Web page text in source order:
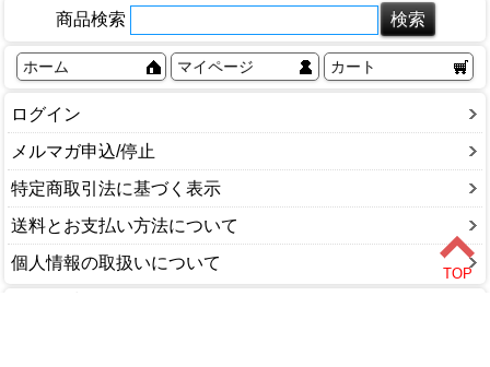
タイマー
配電盤・ブレーカー
その他
双眼鏡・顕微鏡
望遠鏡
老眼鏡
商品検索
ホーム マイページ カート
ログイン
メルマガ申込/停止
特定商取引法に基づく表示
送料とお支払い方法について
個人情報の取扱いについて